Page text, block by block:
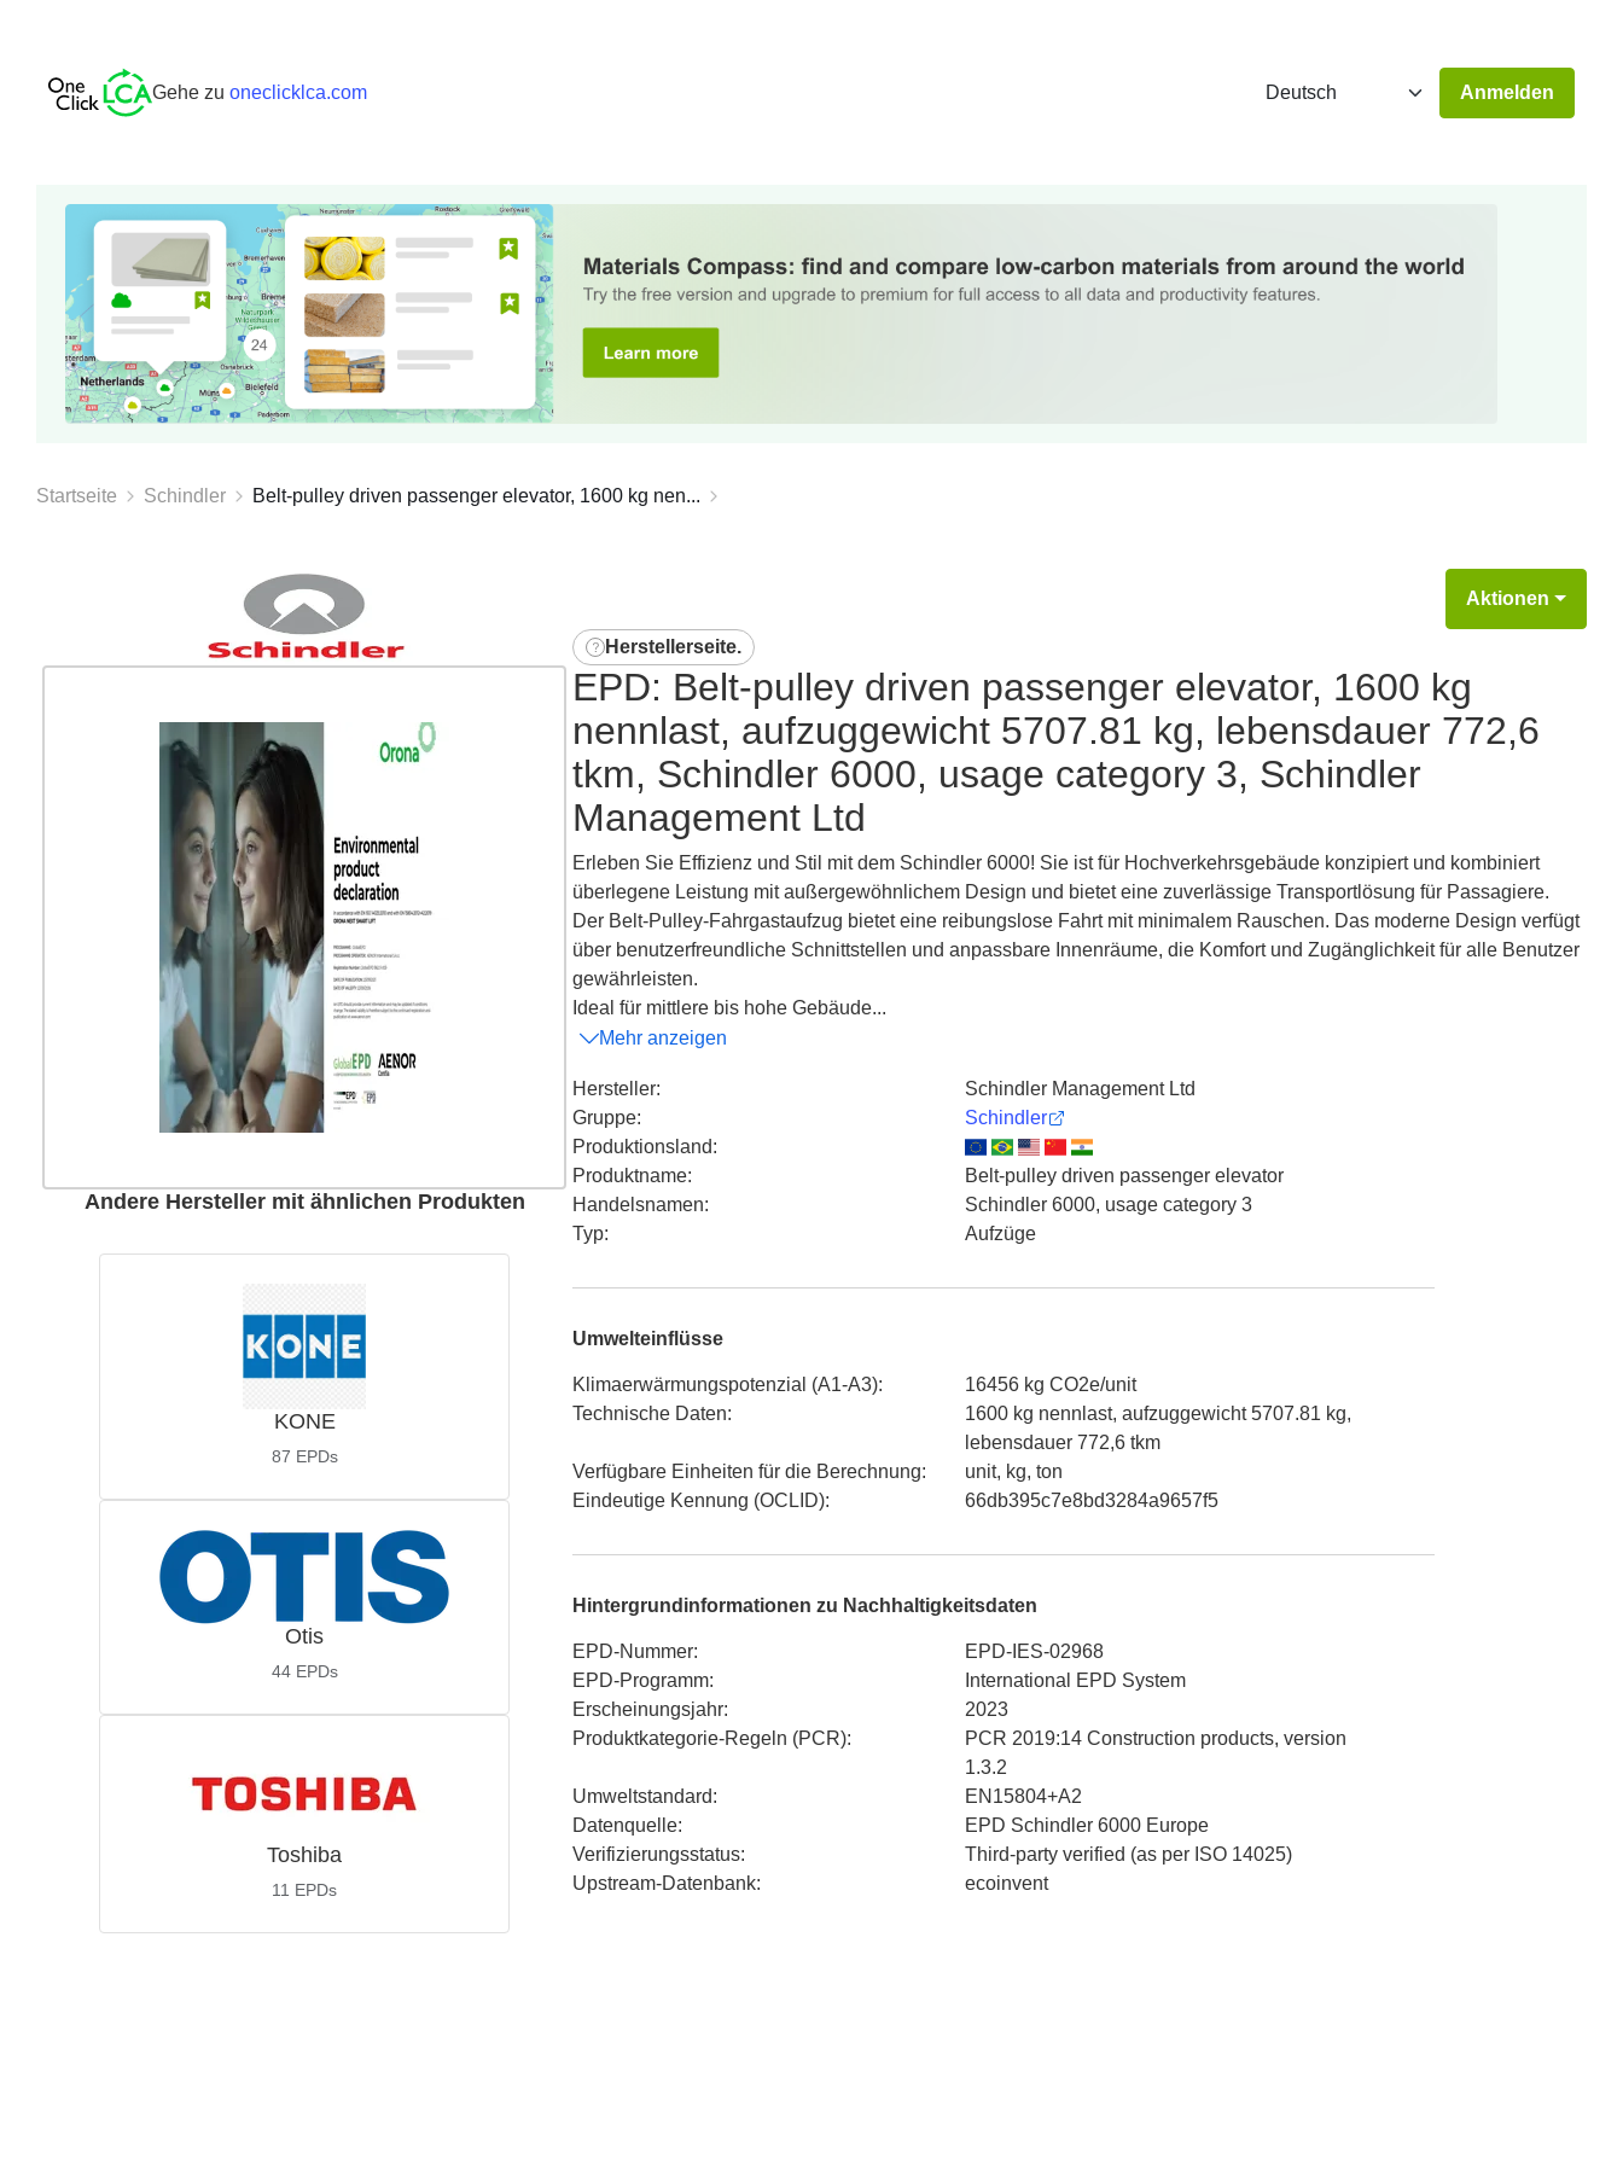
Gehe zu oneclicklca.com Anmelden
Startseite Schindler Belt-pulley driven passenger elevator, 1600 kg nen...
Andere Hersteller mit ähnlichen Produkten
KONE
87 EPDs
Otis
44 EPDs
Toshiba
11 EPDs
Aktionen
Herstellerseite.
EPD: Belt-pulley driven passenger elevator, 1600 kg
nennlast, aufzuggewicht 5707.81 kg, lebensdauer 772,6
tkm, Schindler 6000, usage category 3, Schindler
Management Ltd
Erleben Sie Effizienz und Stil mit dem Schindler 6000! Sie ist für Hochverkehrsgebäude konzipiert und kombiniert
überlegene Leistung mit außergewöhnlichem Design und bietet eine zuverlässige Transportlösung für Passagiere.
Der Belt-Pulley-Fahrgastaufzug bietet eine reibungslose Fahrt mit minimalem Rauschen. Das moderne Design verfügt
über benutzerfreundliche Schnittstellen und anpassbare Innenräume, die Komfort und Zugänglichkeit für alle Benutzer
gewährleisten.
Ideal für mittlere bis hohe Gebäude...
Mehr anzeigen
Hersteller:
Schindler Management Ltd
Gruppe:
Schindler
Produktionsland:
Produktname:
Belt-pulley driven passenger elevator
Handelsnamen:
Schindler 6000, usage category 3
Typ: Aufzüge
Umwelteinflüsse
Klimaerwärmungspotenzial (A1-A3):
16456 kg CO2e/unit
Technische Daten:
1600 kg nennlast, aufzuggewicht 5707.81 kg,
lebensdauer 772,6 tkm
Verfügbare Einheiten für die Berechnung:
unit, kg, ton
Eindeutige Kennung (OCLID): 66db395c7e8bd3284a9657f5
Hintergrundinformationen zu Nachhaltigkeitsdaten
EPD-Nummer:
EPD-IES-02968
EPD-Programm:
International EPD System
Erscheinungsjahr:
2023
Produktkategorie-Regeln (PCR):
PCR 2019:14 Construction products, version
1.3.2
Umweltstandard:
EN15804+A2
Datenquelle:
EPD Schindler 6000 Europe
Verifizierungsstatus:
Third-party verified (as per ISO 14025)
Upstream-Datenbank: ecoinvent